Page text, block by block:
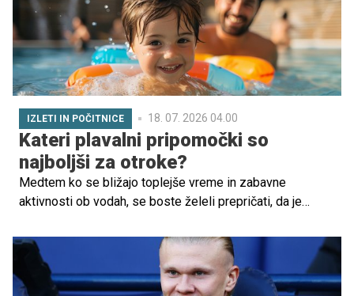
IZLETI IN POČITNICE 18. 07. 2026 04.00
Kateri plavalni pripomočki so
najboljši za otroke?
Medtem ko se bližajo toplejše vreme in zabavne
aktivnosti ob vodah, se boste želeli prepričati, da je
otroke je treba poskrbeti tudi za ustrezno, varnostno
opremo. A kateri plavalni pripomočki so za otroke
najboljši?